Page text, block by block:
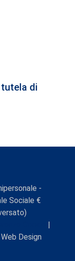
tutela di
-
Sociale €
|
Design